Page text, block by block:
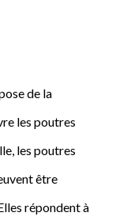
de la
les poutres
les poutres
être
répondent à